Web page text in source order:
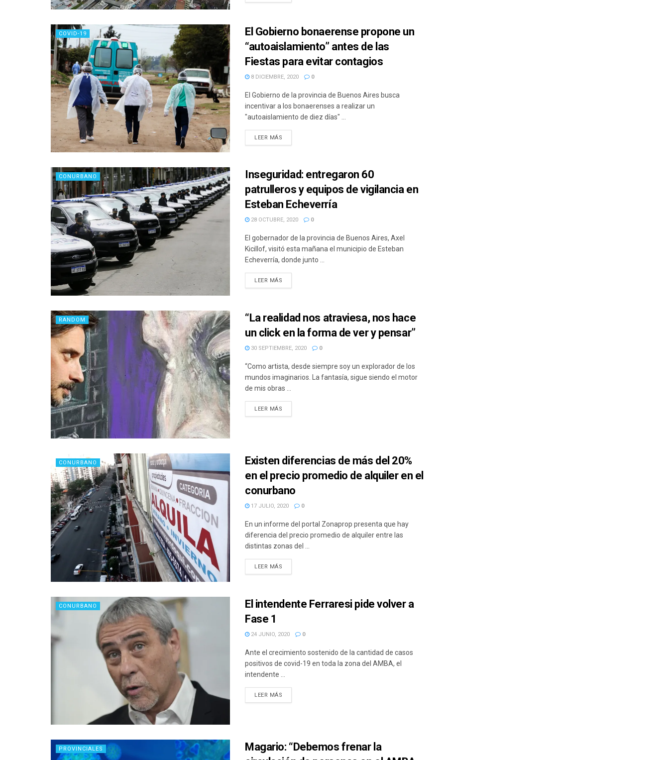
COVID-19
El Gobierno bonaerense propone un
“autoaislamiento” antes de las
Fiestas para evitar contagios
8 DICIEMBRE, 2020 0
El Gobierno de la provincia de Buenos Aires busca
incentivar a los bonaerenses a realizar un
"autoaislamiento de diez días" ...
LEER MÁS
CONURBANO
Inseguridad: entregaron 60
patrulleros y equipos de vigilancia en
Esteban Echeverría
28 OCTUBRE, 2020 0
El gobernador de la provincia de Buenos Aires, Axel
Kicillof, visitó esta mañana el municipio de Esteban
Echeverría, donde junto ...
LEER MÁS
RANDOM
“La realidad nos atraviesa, nos hace
un click en la forma de ver y pensar”
30 SEPTIEMBRE, 2020 0
“Como artista, desde siempre soy un explorador de los
mundos imaginarios. La fantasía, sigue siendo el motor
de mis obras ...
LEER MÁS
CONURBANO
Existen diferencias de más del 20%
en el precio promedio de alquiler en el
conurbano
17 JULIO, 2020 0
En un informe del portal Zonaprop presenta que hay
diferencia del precio promedio de alquiler entre las
distintas zonas del ...
LEER MÁS
CONURBANO
El intendente Ferraresi pide volver a
Fase 1
24 JUNIO, 2020 0
Ante el crecimiento sostenido de la cantidad de casos
positivos de covid-19 en toda la zona del AMBA, el
intendente ...
LEER MÁS
PROVINCIALES
Magario: “Debemos frenar la